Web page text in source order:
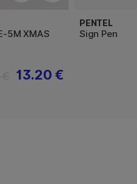
5M XMAS
13.20 €
PENTEL
Sign Pen